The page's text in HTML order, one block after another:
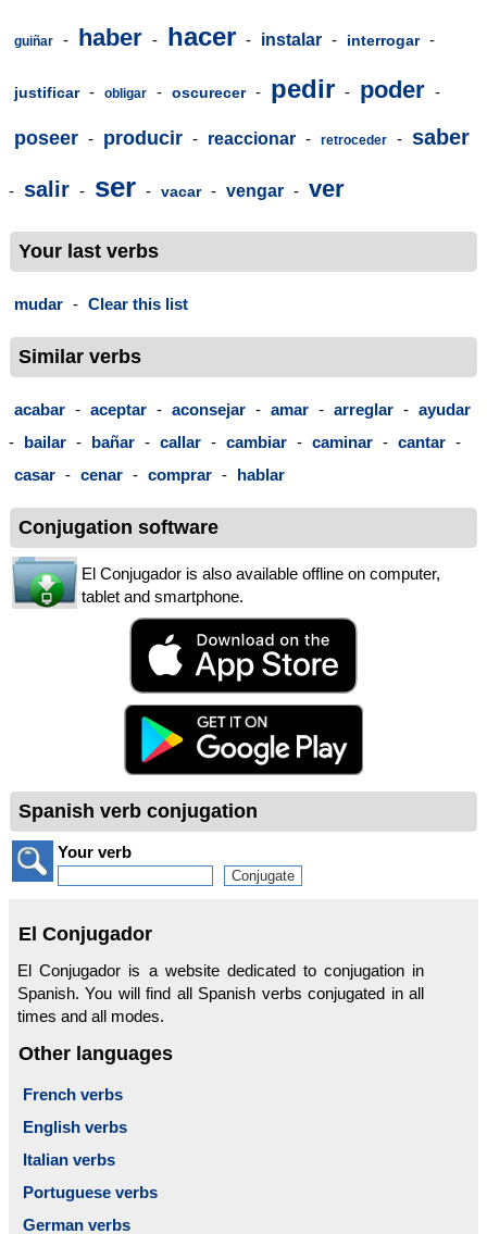
guiñar - haber - hacer - instalar - interrogar -
justificar - obligar - oscurecer - pedir - poder -
poseer - producir - reaccionar - retroceder - saber
- salir - ser - vacar - vengar - ver
Your last verbs
mudar - Clear this list
Similar verbs
acabar - aceptar - aconsejar - amar - arreglar - ayudar
- bailar - bañar - callar - cambiar - caminar - cantar -
casar - cenar - comprar - hablar
Conjugation software
El Conjugador is also available offline on computer,
tablet and smartphone.
Spanish verb conjugation
Your verb
El Conjugador
El Conjugador is a website dedicated to conjugation in
Spanish. You will find all Spanish verbs conjugated in all
times and all modes.
Other languages
French verbs
English verbs
Italian verbs
Portuguese verbs
German verbs